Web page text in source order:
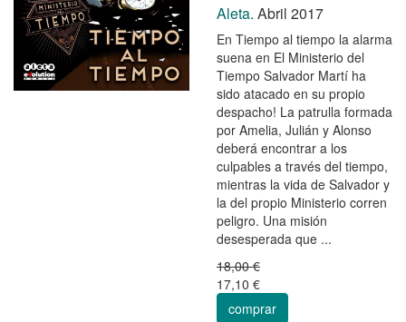
Aleta. Abril 2017
En Tiempo al tiempo la alarma
suena en El Ministerio del
Tiempo Salvador Martí ha
sido atacado en su propio
despacho! La patrulla formada
por Amelia, Julián y Alonso
deberá encontrar a los
culpables a través del tiempo,
mientras la vida de Salvador y
la del propio Ministerio corren
peligro. Una misión
desesperada que ...
18,00 €
17,10 €
comprar